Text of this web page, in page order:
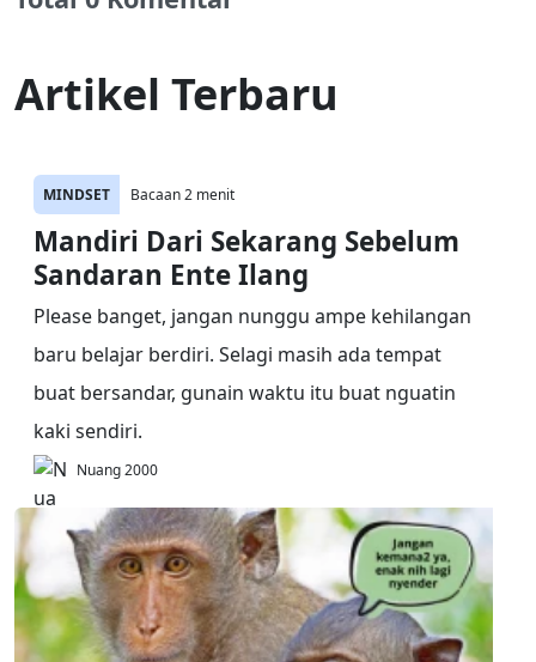
Artikel Terbaru
MINDSET Bacaan 2 menit
Mandiri Dari Sekarang Sebelum
Sandaran Ente Ilang
Please banget, jangan nunggu ampe kehilangan
baru belajar berdiri. Selagi masih ada tempat
buat bersandar, gunain waktu itu buat nguatin
kaki sendiri.
Nuang 2000